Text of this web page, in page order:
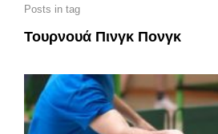
Posts in tag
Τουρνουά Πινγκ Πονγκ